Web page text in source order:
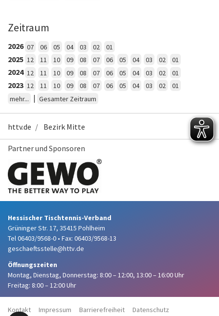
Zeitraum
2026 07 06 05 04 03 02 01
2025 12 11 10 09 08 07 06 05 04 03 02 01
2024 12 11 10 09 08 07 06 05 04 03 02 01
2023 12 11 10 09 08 07 06 05 04 03 02
01
mehr...
| Gesamter Zeitraum
httv.de Bezirk Mitte
Partner und Sponsoren
Hessischer Tischtennis-Verband
Grüninger Str. 17, 35415 Pohlheim
Tel 06403/9568-0 • Fax: 06403/9568-13
geschaeftsstelle@httv.de
Öffnungszeiten
Montag, Dienstag, Donnerstag: 8:00 – 12:00, 13:00 – 16:00 Uhr
Freitag: 8:00 – 12:00 Uhr
Kontakt Impressum Barrierefreiheit Datenschutz